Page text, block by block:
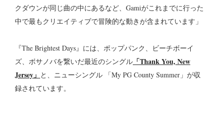
クダウンが同じ曲の中にあるなど、Gamiがこれまでに行った
中で最もクリエイティブで冒険的な動きが含まれています」
『The Brightest Days』には、ポップパンク、ビーチボーイ
ズ、ボサノバを繋いだ最近のシングル 「Thank You, New
Jersey」 と、ニューシングル 「My PG County Summer」が収
録されています。